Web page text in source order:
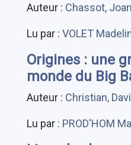
Auteur : Chassot,
Lu par : VOLET
Origines : une
monde du Big
Auteur : Christian,
Lu par : PROD'HOM